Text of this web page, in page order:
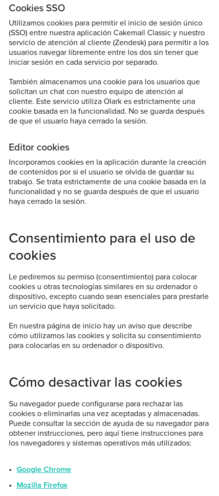
Cookies SSO
Utilizamos cookies para permitir el inicio de sesión único
(SSO) entre nuestra aplicación Cakemail Classic y nuestro
servicio de atención al cliente (Zendesk) para permitir a los
usuarios navegar libremente entre los dos sin tener que
iniciar sesión en cada servicio por separado.
También almacenamos una cookie para los usuarios que
solicitan un chat con nuestro equipo de atención al
cliente. Este servicio utiliza Olark es estrictamente una
cookie basada en la funcionalidad. No se guarda después
de que el usuario haya cerrado la sesión.
Editor cookies
Incorporamos cookies en la aplicación durante la creación
de contenidos por si el usuario se olvida de guardar su
trabajo. Se trata estrictamente de una cookie basada en la
funcionalidad y no se guarda después de que el usuario
haya cerrado la sesión.
Consentimiento para el uso de
cookies
Le pediremos su permiso (consentimiento) para colocar
cookies u otras tecnologías similares en su ordenador o
dispositivo, excepto cuando sean esenciales para prestarle
un servicio que haya solicitado.
En nuestra página de inicio hay un aviso que describe
cómo utilizamos las cookies y solicita su consentimiento
para colocarlas en su ordenador o dispositivo.
Cómo desactivar las cookies
Su navegador puede configurarse para rechazar las
cookies o eliminarlas una vez aceptadas y almacenadas.
Puede consultar la sección de ayuda de su navegador para
obtener instrucciones, pero aquí tiene instrucciones para
los navegadores y sistemas operativos más utilizados:
Google Chrome
Mozilla Firefox